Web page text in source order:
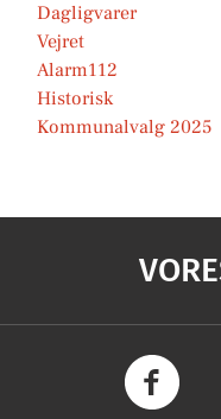
Dagligvarer
Vejret
Alarm112
Historisk
Kommunalvalg 2025